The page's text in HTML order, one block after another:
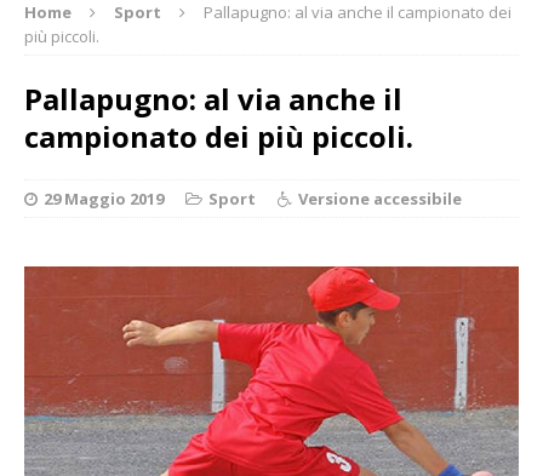
Home Sport
Pallapugno: al via anche il campionato dei
più piccoli.
Pallapugno: al via anche il
campionato dei più piccoli.
29 Maggio 2019 Sport Versione accessibile